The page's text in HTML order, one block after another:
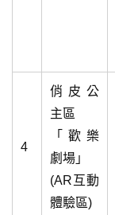
4
俏皮公
主區
「歡樂
劇場」
(AR互動
體驗區)